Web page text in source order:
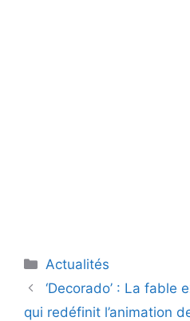
Catégories
Actualités
‘Decorado’ : La fable
qui redéfinit l’animation